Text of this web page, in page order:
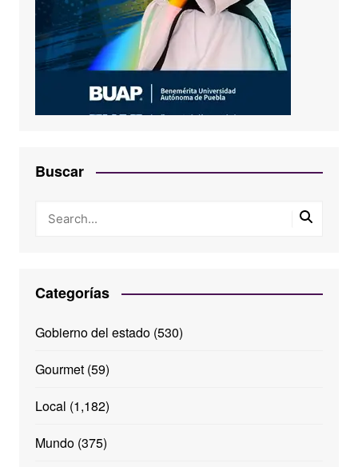
Buscar
Categorías
Gobierno del estado(530)
Gourmet(59)
Local (1,182)
Mundo(375)